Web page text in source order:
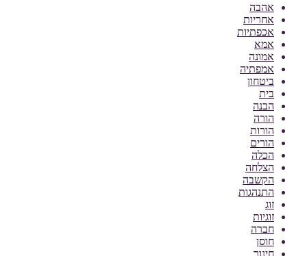
אהבה
אחריות
אכפתיות
אמא
אמונה
אמפתיה
ביטחון
בית
הבנה
הורה
הורות
הורים
הכלה
הצלחה
הקשבה
התנהגות
זוג
זוגיות
חברה
חוסן
חינוך